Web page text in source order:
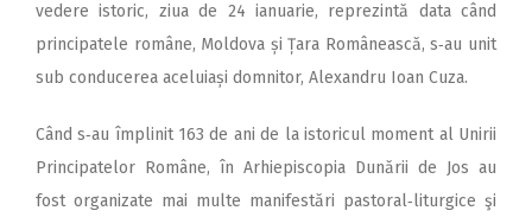
vedere istoric, ziua de 24 ianuarie, reprezintă data când
principatele române, Moldova și Țara Românească, s‑au unit
sub conducerea aceluiași domnitor, Alexandru Ioan Cuza.
Când s‑au împlinit 163 de ani de la istoricul moment al Unirii
Principatelor Române, în Arhiepiscopia Dunării de Jos au
fost organizate mai multe manifestări pastoral‑liturgice şi